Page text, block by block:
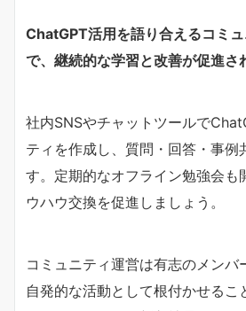
ChatGPT活用を語り合えるコミ
で、継続的な学習と改善が促進さ
社内SNSやチャットツールで
ティを作成し、質問・回答・事例
す。定期的なオフライン勉強会も
ウハウ交換を促進しましょう。
コミュニティ運営は有志のメンバ
自発的な活動として根付かせるこ